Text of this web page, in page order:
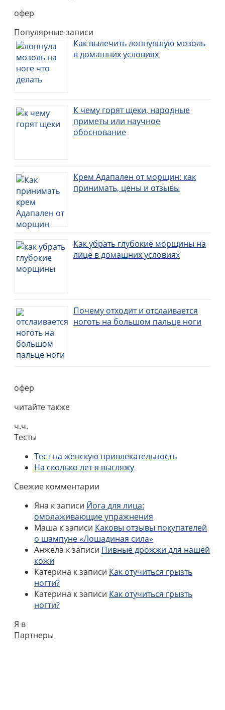
офер
Популярные записи
Как вылечить лопнувшую мозоль
в домашних условиях
К чему горят щеки, народные
приметы или научное
обоснование
Крем Адапален от морщин: как
принимать, цены и отзывы
Как убрать глубокие морщины на
лице в домашних условиях
Почему отходит и отслаивается
ноготь на большом пальце ноги
офер
читайте также
ч.ч.
Тесты
Тест на женскую привлекательность
На сколько лет я выгляжу
Свежие комментарии
Яна к записи Йога для лица:
омолаживающие упражнения
Маша к записи Каковы отзывы покупателей
о шампуне «Лошадиная сила»
Анжела к записи Пивные дрожжи для нашей
кожи
Катерина к записи Как отучиться грызть
ногти?
Катерина к записи Как отучиться грызть
ногти?
Я в
Партнеры